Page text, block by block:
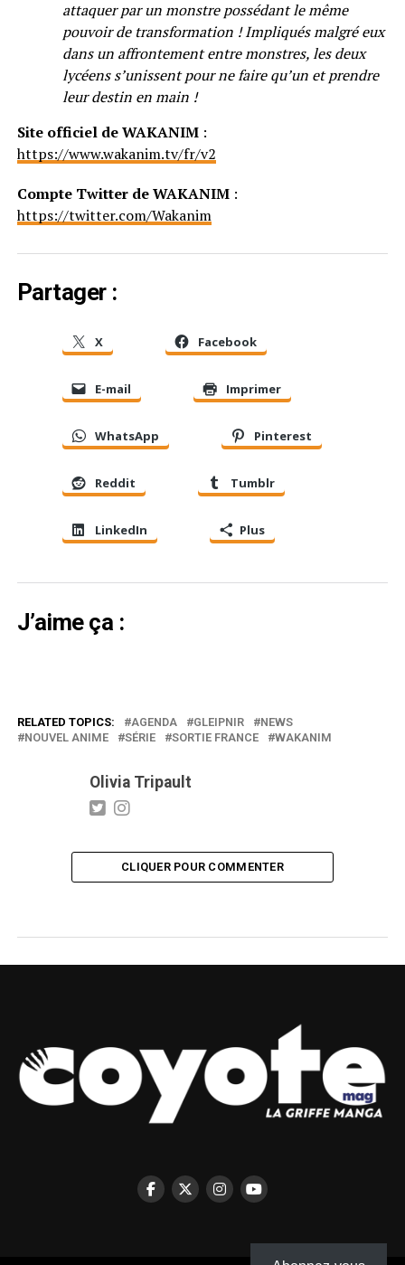
attaquer par un monstre possédant le même
pouvoir de transformation ! Impliqués malgré eux
dans un affrontement entre monstres, les deux
lycéens s’unissent pour ne faire qu’un et prendre
leur destin en main !
Site officiel de WAKANIM:
https://www.wakanim.tv/fr/v2
Compte Twitter de WAKANIM:
https://twitter.com/Wakanim
Partager :
X Facebook
E-mail Imprimer
WhatsApp Pinterest
Reddit Tumblr
LinkedIn Plus
J’aime ça :
RELATED TOPICS: AGENDA GLEIPNIR
NEWS
NOUVEL ANIME
SÉRIE SORTIE FRANCE WAKANIM
Olivia Tripault
CLIQUER POUR COMMENTER